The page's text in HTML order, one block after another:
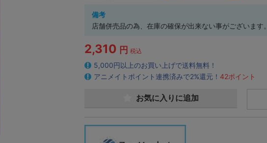
備考
店舗併売品の為、在庫の確保が出来ない事がございます。
2,310 円 税込
5,000円以上のお買い上げで送料無料！
アニメイトポイント連携済みで2%還元！ 42ポイント
お気に入りに追加